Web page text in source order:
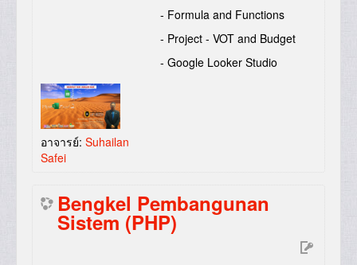
- Formula and Functions
- Project - VOT and Budget
- Google Looker Studio
อาจารย์: Suhailan
Safei
Bengkel Pembangunan
Sistem (PHP)